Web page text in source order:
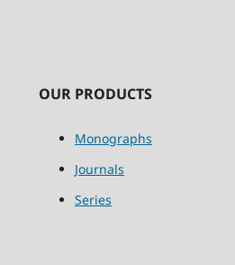
OUR PRODUCTS
Monographs
Journals
Series